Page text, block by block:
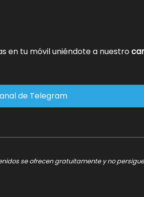
en tu móvil uniéndote a nuestro
de Telegram
se ofrecen gratuitamente y no